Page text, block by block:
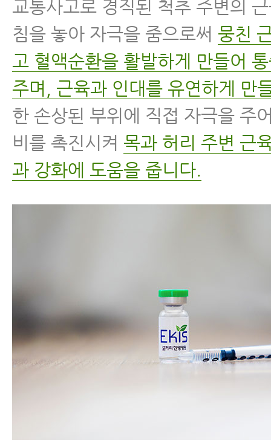
교통사고로 경직된 척추 주변의
침을 놓아 자극을 줌으로써 뭉친
고 혈액순환을 활발하게 만들어
주며, 근육과 인대를 유연하게 만
한 손상된 부위에 직접 자극을 주
비를 촉진시켜 목과 허리 주변 근
과 강화에 도움을 줍니다.